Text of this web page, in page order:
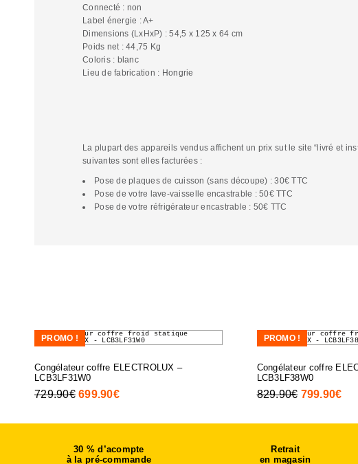
Connecté : non
Label énergie : A+
Dimensions (LxHxP) : 54,5 x 125 x 64 cm
Poids net : 44,75 Kg
Coloris : blanc
Lieu de fabrication : Hongrie
La plupart des appareils vendus affichent un prix sut le site “livré et
suivantes sont elles facturées :
Pose de plaques de cuisson (sans découpe) : 30€ TTC
Pose de votre lave-vaisselle encastrable : 50€ TTC
Pose de votre réfrigérateur encastrable : 50€ TTC
PROMO !
Congélateur coffre ELECTROLUX –
LCB3LF31W0
729.90€ Le
initial
était :
729.90€.
699.90€Le
actuel
est :
699.90€.
PROMO !
Congélateur coffre
LCB3LF38W0
829.90€ Le
initial
829.90€.
799.90€
30 % d’acompte
à la pré-commande
Retrait
en magasin